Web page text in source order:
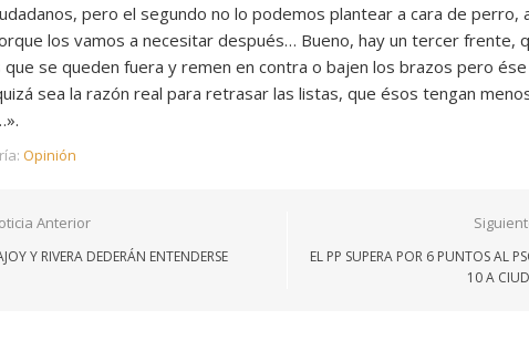
pero el segundo no lo podemos plantear a cara de perro,
los vamos a necesitar después… Bueno, hay un tercer frente,
se queden fuera y remen en contra o bajen los brazos pero ése
sea la razón real para retrasar las listas, que ésos tengan
Opinión
Anterior
Y RIVERA DEDERÁN ENTENDERSE
EL PP SUPERA POR 6 PUNTOS AL
10 A